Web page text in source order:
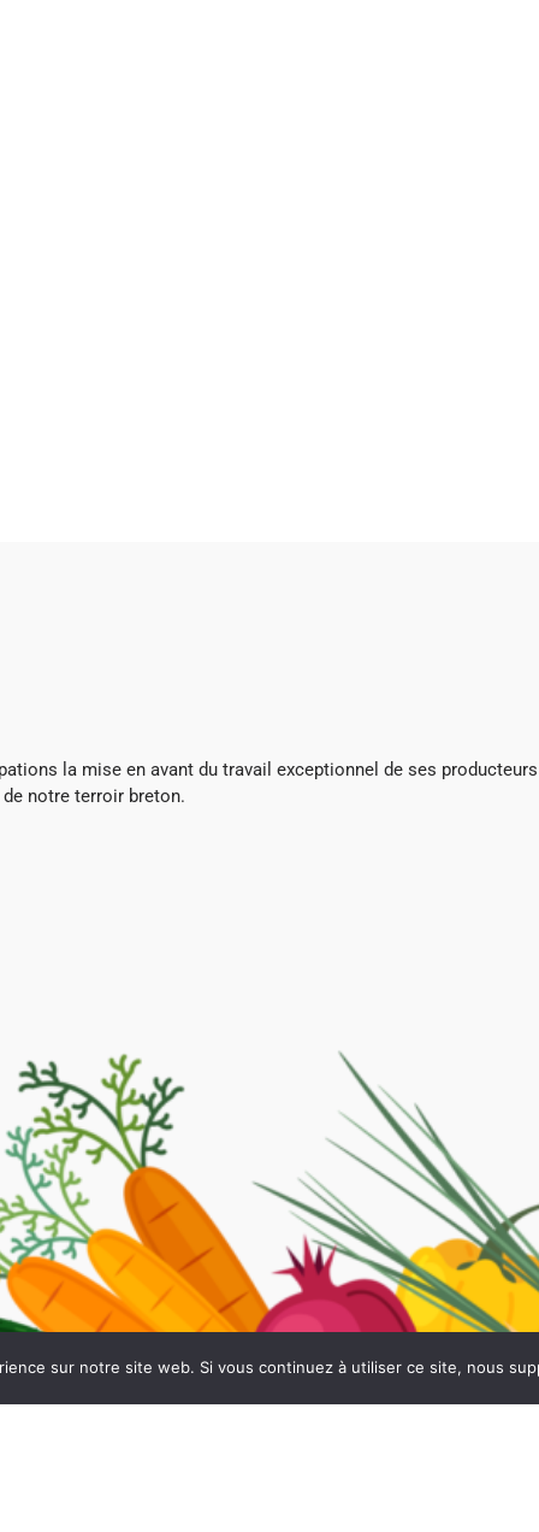
la mise en avant du travail exceptionnel de ses
notre terroir breton.
sur notre site web. Si vous continuez à utiliser ce site, nous